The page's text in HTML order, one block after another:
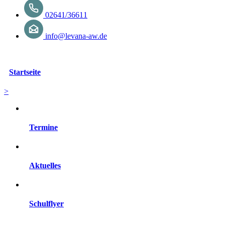
02641/36611
info@levana-aw.de
Startseite
>
Termine
Aktuelles
Schulflyer